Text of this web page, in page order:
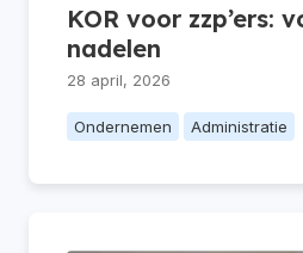
KOR voor zzp’ers:
nadelen
28 april, 2026
Ondernemen Administratie